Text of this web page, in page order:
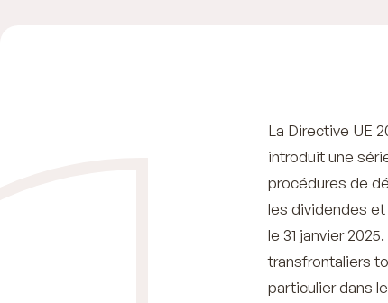
La Directive UE
introduit une
procédures de
les dividendes
le 31 janvier
transfrontaliers
particulier dans